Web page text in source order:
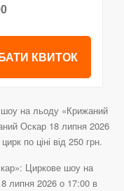
КВИТОК
шоу на льоду «Крижаний
Оскар 18 липня 2026
по ціні від 250 грн.
Циркове шоу на
липня 2026 о 17:00 в